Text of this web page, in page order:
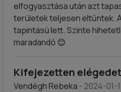
elfogyasztása után azt
területek teljesen eltűntek.
tapintású lett. Szinte
maradandó 😊
Kifejezetten
Vendégh Rebeka - 2024-01-